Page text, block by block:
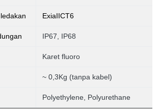
ExiaIICT6
IP67, IP68
Karet fluoro
~ 0,3Kg (tanpa kabel)
Polyethylene, Polyurethane